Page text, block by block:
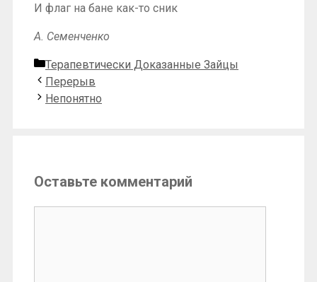
И флаг на бане как-то сник
А. Семенченко
Рубрики
Терапевтически Доказанные Зайцы
Перерыв
Непонятно
Оставьте комментарий